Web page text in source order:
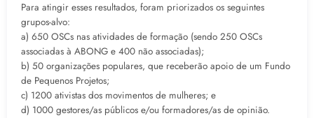
Para atingir esses resultados, foram priorizados os seguintes
grupos-alvo:
a) 650 OSCs nas atividades de formação (sendo 250 OSCs
associadas à ABONG e 400 não associadas);
b) 50 organizações populares, que receberão apoio de um Fundo
de Pequenos Projetos;
c) 1200 ativistas dos movimentos de mulheres; e
d) 1000 gestores/as públicos e/ou formadores/as de opinião.